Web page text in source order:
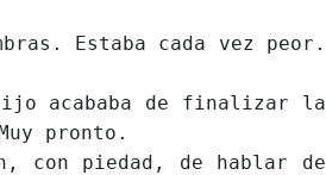
Estaba cada vez peor.
acababa de finalizar la
pronto.
con piedad, de hablar de